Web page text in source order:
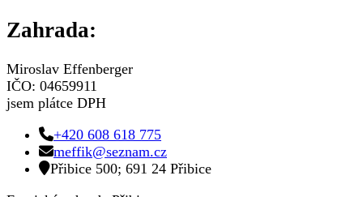
Zahrada:
Miroslav Effenberger
IČO: 04659911
jsem plátce DPH
+420 608 618 775
meffik@seznam.cz
Přibice 500; 691 24 Přibice